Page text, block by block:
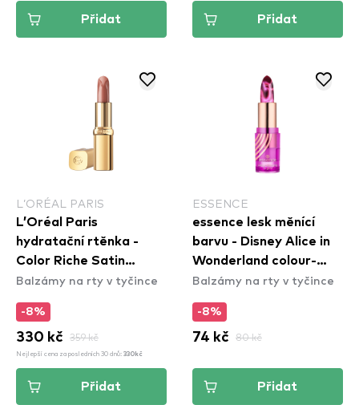
Přidat Přidat
L’ORÉAL PARIS
L’Oréal Paris
hydratační rtěnka -
Color Riche Satin
Lipstick - 520 Defient
Balzámy na rty v tyčince
-8%
330 kč 359 kč
Nejlepší cena za posledních 30 dnů: 330kč
Přidat
ESSENCE
essence lesk měnící
barvu - Disney Alice in
Wonderland colour-
changing lip glow 01
Balzámy na rty v tyčince
-8%
74 kč 80 kč
Přidat